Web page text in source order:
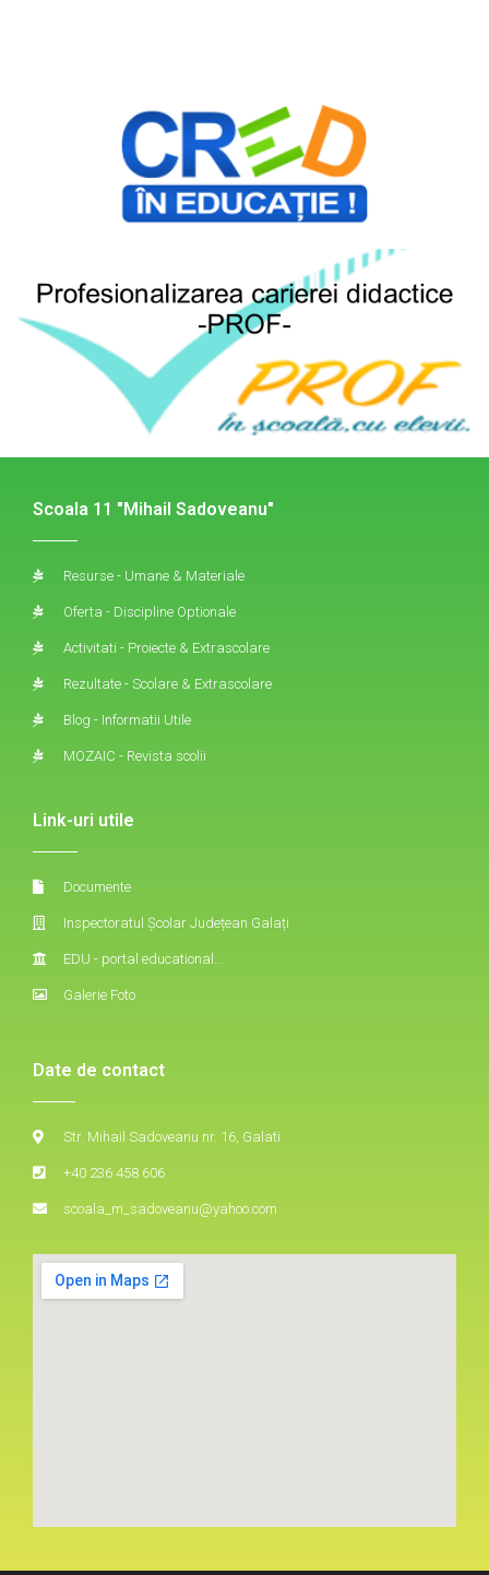
Scoala 11 "Mihail Sadoveanu"
Resurse - Umane & Materiale
Oferta - Discipline Optionale
Activitati - Proiecte & Extrascolare
Rezultate - Scolare & Extrascolare
Blog - Informatii Utile
MOZAIC - Revista scolii
Link-uri utile
Documente
Inspectoratul Școlar Județean Galați
EDU - portal educational...
Galerie Foto
Date de contact
Str. Mihail Sadoveanu nr. 16, Galati
+40 236 458 606
scoala_m_sadoveanu@yahoo.com